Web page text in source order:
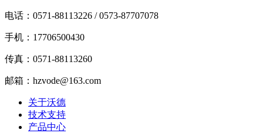
电话：0571-88113226 / 0573-87707078
手机：17706500430
传真：0571-88113260
邮箱：hzvode@163.com
关于沃德
技术支持
产品中心